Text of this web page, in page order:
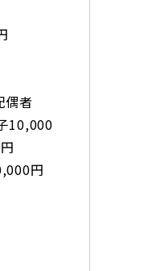
偶者
10,000
円